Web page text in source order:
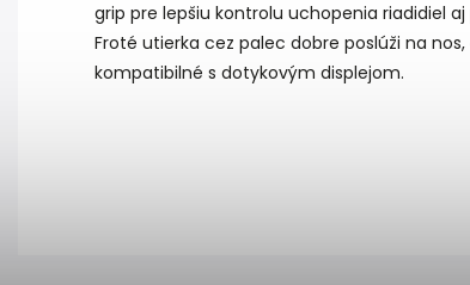
grip pre lepšiu kontrolu uchopenia riadidiel
Froté utierka cez palec dobre poslúži na
kompatibilné s dotykovým displejom.